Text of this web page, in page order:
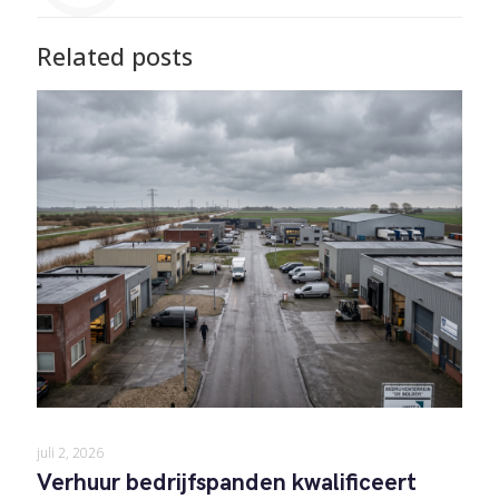
Related posts
juli 2, 2026
Verhuur bedrijfspanden kwalificeert